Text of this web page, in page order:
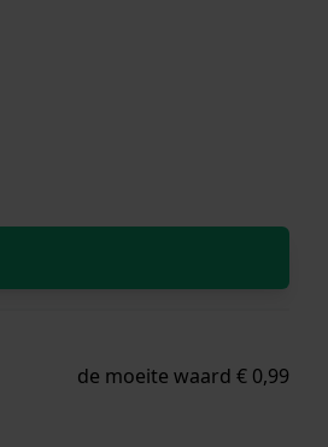
de moeite waard € 0,99